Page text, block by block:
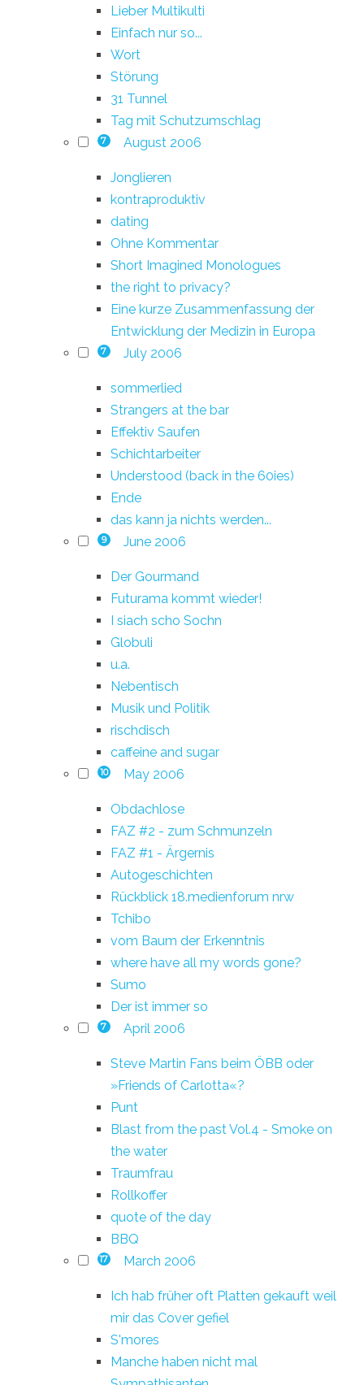
Lieber Multikulti
Einfach nur so...
Wort
Störung
31 Tunnel
Tag mit Schutzumschlag
7 August 2006
Jonglieren
kontraproduktiv
dating
Ohne Kommentar
Short Imagined Monologues
the right to privacy?
Eine kurze Zusammenfassung der
Entwicklung der Medizin in Europa
7 July 2006
sommerlied
Strangers at the bar
Effektiv Saufen
Schichtarbeiter
Understood (back in the 60ies)
Ende
das kann ja nichts werden...
9 June 2006
Der Gourmand
Futurama kommt wieder!
I siach scho Sochn
Globuli
u.a.
Nebentisch
Musik und Politik
rischdisch
caffeine and sugar
10 May 2006
Obdachlose
FAZ #2 - zum Schmunzeln
FAZ #1 - Ärgernis
Autogeschichten
Rückblick 18.medienforum nrw
Tchibo
vom Baum der Erkenntnis
where have all my words gone?
Sumo
Der ist immer so
7 April 2006
Steve Martin Fans beim ÖBB oder
»Friends of Carlotta«?
Punt
Blast from the past Vol.4 - Smoke on
the water
Traumfrau
Rollkoffer
quote of the day
BBQ
17 March 2006
Ich hab früher oft Platten gekauft weil
mir das Cover gefiel
S'mores
Manche haben nicht mal